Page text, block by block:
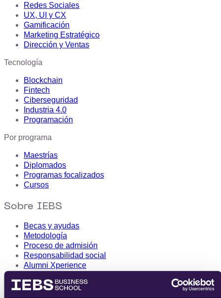
Redes Sociales
UX, UI y CX
Gamificación
Marketing Estratégico
Dirección y Ventas
Tecnología
Blockchain
Fintech
Ciberseguridad
Industria 4.0
Programación
Por programa
Maestrías
Diplomados
Programas focalizados
Cursos
Sobre IEBS
Becas y ayudas
Metodología
Proceso de admisión
Responsabilidad social
Alumni Xperience
Opiniones de IEBS